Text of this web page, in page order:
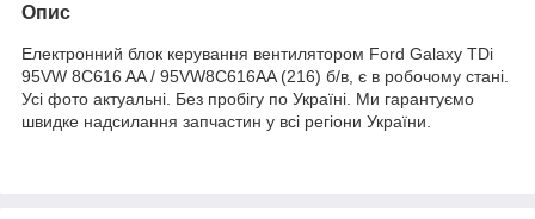
Опис
Електронний блок керування вентилятором Ford Galaxy TDi
95VW 8C616 AA / 95VW8C616AA (216) б/в, є в робочому стані.
Усі фото актуальні. Без пробігу по Україні. Ми гарантуємо
швидке надсилання запчастин у всі регіони України.